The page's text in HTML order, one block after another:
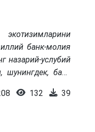
бандлигини
ўрганилган.
ёшларни
мос
тизимини
хусусий сектор
ҳамда
бўйича
банк-молия
назарий-услубий
шунингдек, банк
ўтилган. Шу
132 39